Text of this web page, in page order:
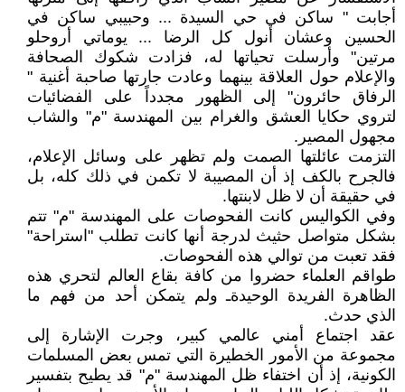
أجابت " ساكن في حي السيدة ... وحبيبي ساكن في
الحسين وعشان أنول كل الرضا ... يوماتي أروحلو
مرتين" وأرسلت تحياتها له، فزادت شكوك الصحافة
والإعلام حول العلاقة بينهما وعادت جارتها صاحبة أغنية "
الرفاق حائرون" إلى الظهور مجدداً على الفضائيات
لتروي حكايا العشق والغرام بين المهندسة "م" والشاب
مجهول المصير.
التزمت عائلتها الصمت ولم تظهر على وسائل الإعلام،
فالجرح بالكف إذ أن المصيبة لا تكمن في ذلك كله، بل
في حقيقة أن لا ظل لابنتها.
وفي الكواليس كانت الفحوصات على المهندسة "م" تتم
بشكل متواصل حثيث لدرجة أنها كانت تطلب "استراحة"
فقد تعبت من توالي هذه الفحوصات.
طواقم العلماء حضروا من كافة بقاع العالم لتحري هذه
الظاهرة الفريدة الوحيدةـ ولم يتمكن أحد من فهم ما
الذي حدث.
عقد اجتماع أمني عالمي كبير، وجرت الإشارة إلى
مجموعة من الأمور الخطيرة التي تمس بعض المسلمات
الكونية، إذ أن اختفاء ظل المهندسة "م" قد يطيح بتفسير